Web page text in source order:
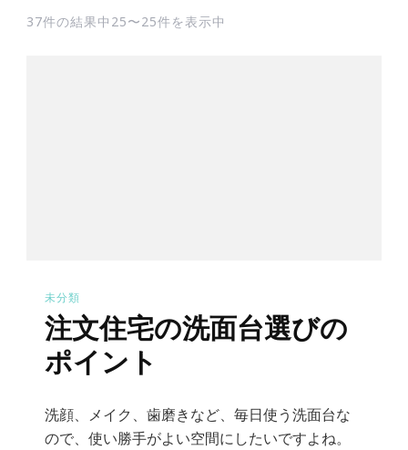
37件の結果中25〜25件を表示中
未分類
注文住宅の洗面台選びの
ポイント
洗顔、メイク、歯磨きなど、毎日使う洗面台な
ので、使い勝手がよい空間にしたいですよね。